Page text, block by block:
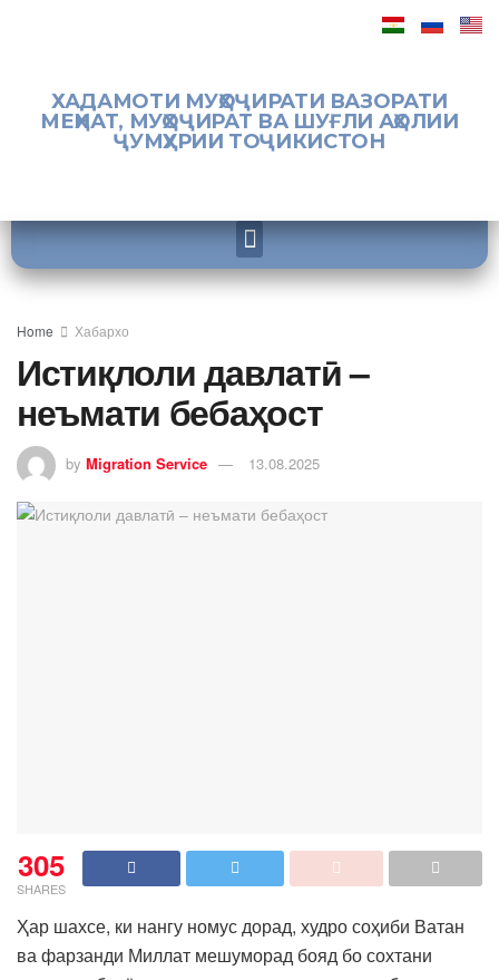
ХАДАМОТИ МУҲОҶИРАТИ ВАЗОРАТИ
МЕҲНАТ, МУҲОҶИРАТ ВА ШУҒЛИ АҲОЛИИ
ҶУМҲУРИИ ТОҶИКИСТОН
Home Хабархо
Истиқлоли давлатӣ –
неъмати бебаҳост
by Migration Service 13.08.2025
305
SHARES
Ҳар шахсе, ки нангу номус дорад, худро соҳиби Ватан
ва фарзанди Миллат мешуморад бояд бо сохтани